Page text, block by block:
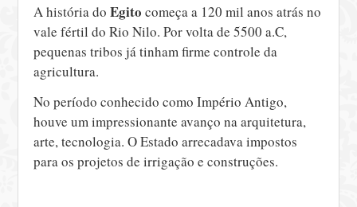
A história do Egito começa a 120 mil anos atrás no
vale fértil do Rio Nilo. Por volta de 5500 a.C,
pequenas tribos já tinham firme controle da
agricultura.
No período conhecido como Império Antigo,
houve um impressionante avanço na arquitetura,
arte, tecnologia. O Estado arrecadava impostos
para os projetos de irrigação e construções.